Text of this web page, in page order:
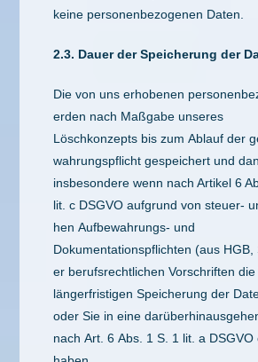
keine personenbezogenen Daten.
2.3. Dauer der Speicherung der
Die von uns erhobenen
erden nach Maßgabe unseres
Löschkonzepts bis zum Ablauf der
wahrungspflicht gespeichert und
insbesondere wenn nach Artikel 6
lit. c DSGVO aufgrund von steuer-
hen Aufbewahrungs- und
Dokumentationspflichten (aus HGB,
er berufsrechtlichen Vorschriften
längerfristigen Speicherung der
oder Sie in eine
nach Art. 6 Abs. 1 S. 1 lit. a DSGVO